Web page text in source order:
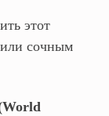
этот
сочным